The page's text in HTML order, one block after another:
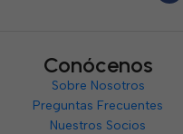
Conócenos
Sobre Nosotros
Preguntas Frecuentes
Nuestros Socios